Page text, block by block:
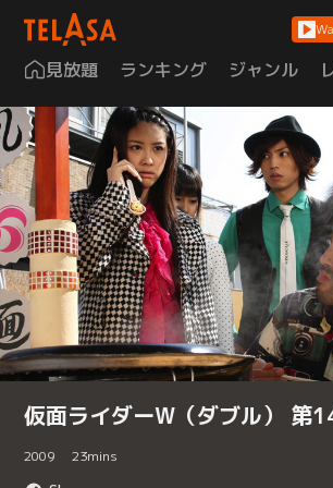
見放題 ランキング ジャンル
仮面ライダーW（ダブル） 第
2009 23mins